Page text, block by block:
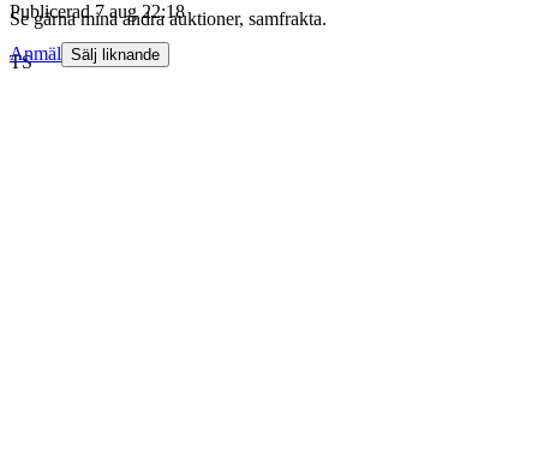
Se gärna mina andra auktioner, samfrakta.
TS
Publicerad 7 aug 22:18
Anmäl Sälj liknande